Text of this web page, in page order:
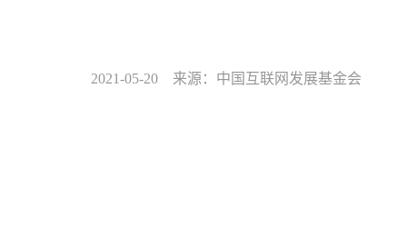
2021-05-20 来源：中国互联网发展基金会